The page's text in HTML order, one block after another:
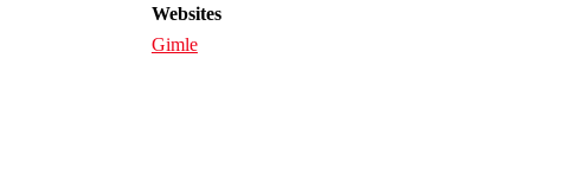
Websites
Gimle